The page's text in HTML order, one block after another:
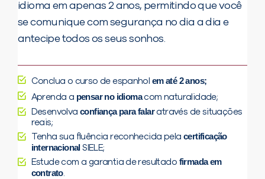
idioma em apenas 2 anos, permitindo que você
se comunique com segurança no dia a dia e
antecipe todos os seus sonhos.
Conclua o curso de espanhol em até 2 anos;
Aprenda a pensar no idiomacom naturalidade;
Desenvolva confiança para falaratravés de situações
reais;
Tenha sua fluência reconhecida pela certificação
internacional SIELE;
Estude com a garantia de resultado firmada em
contrato.